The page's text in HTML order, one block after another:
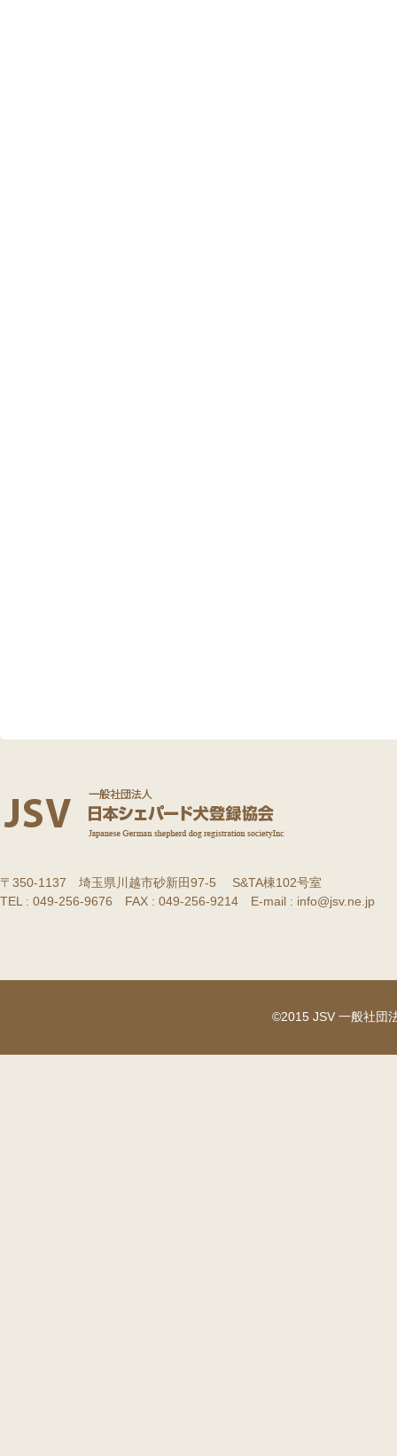
〒350-1137 埼玉県川越市砂新田97-5 S&TA棟102号室
TEL : 049-256-9676 FAX : 049-256-9214 E-mail : info@jsv.ne.jp
©2015 JSV 一般社団